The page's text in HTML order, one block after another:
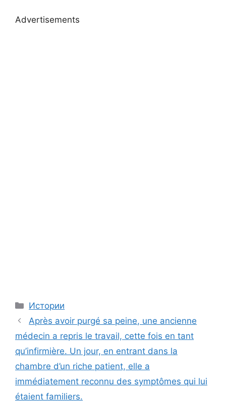
Advertisements
Categories
Истории
Après avoir purgé sa peine, une ancienne
médecin a repris le travail, cette fois en tant
qu’infirmière. Un jour, en entrant dans la
chambre d’un riche patient, elle a
immédiatement reconnu des symptômes qui lui
étaient familiers.